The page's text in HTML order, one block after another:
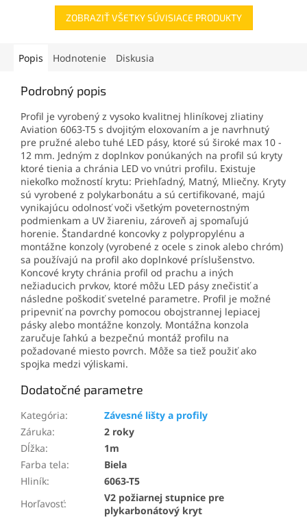
ZOBRAZIŤ VŠETKY SÚVISIACE PRODUKTY
Popis Hodnotenie Diskusia
Podrobný popis
Profil je vyrobený z vysoko kvalitnej hliníkovej zliatiny
Aviation 6063-T5 s dvojitým eloxovaním a je navrhnutý
pre pružné alebo tuhé LED pásy, ktoré sú široké max 10 -
12 mm. Jedným z doplnkov ponúkaných na profil sú kryty
ktoré tienia a chránia LED vo vnútri profilu. Existuje
niekoľko možností krytu: Priehľadný, Matný, Mliečny. Kryty
sú vyrobené z polykarbonátu a sú certifikované, majú
vynikajúcu odolnosť voči všetkým poveternostným
podmienkam a UV žiareniu, zároveň aj spomaľujú
horenie. Štandardné koncovky z polypropylénu a
montážne konzoly (vyrobené z ocele s zinok alebo chróm)
sa používajú na profil ako doplnkové príslušenstvo.
Koncové kryty chránia profil od prachu a iných
nežiaducich prvkov, ktoré môžu LED pásy znečistiť a
následne poškodiť svetelné parametre. Profil je možné
pripevniť na povrchy pomocou obojstrannej lepiacej
pásky alebo montážne konzoly. Montážna konzola
zaručuje ľahkú a bezpečnú montáž profilu na
požadované miesto povrch. Môže sa tiež použiť ako
spojka medzi výliskami.
Dodatočné parametre
Kategória:
Závesné lišty a profily
Záruka:
2 roky
Dĺžka:
1m
Farba tela:
Biela
Hliník:
6063-T5
Horľavosť:
V2 požiarnej stupnice pre
plykarbonátový kryt